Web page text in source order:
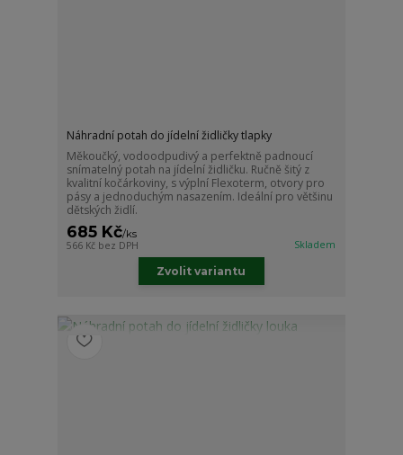
Náhradní potah do jídelní židličky tlapky
Měkoučký, vodoodpudivý a perfektně padnoucí
snímatelný potah na jídelní židličku. Ručně šitý z
kvalitní kočárkoviny, s výplní Flexoterm, otvory pro
pásy a jednoduchým nasazením. Ideální pro většinu
dětských židlí.
685 Kč/ks
566 Kč bez DPH Skladem
Zvolit variantu